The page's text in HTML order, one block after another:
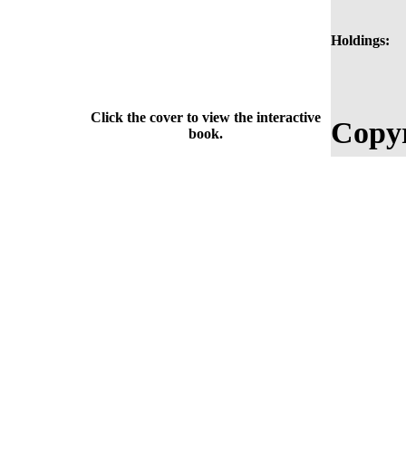
Holdings:
Click the cover to view the interactive
book.